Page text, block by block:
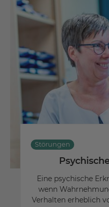
Störungen
Eine psychische
wenn
Verhalten erheblich